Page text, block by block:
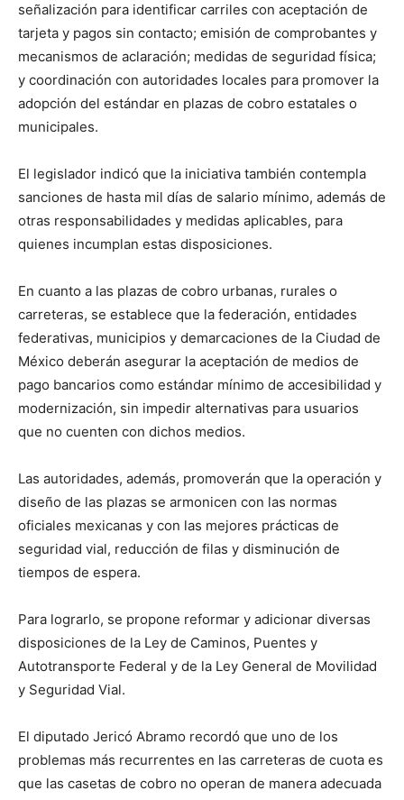
señalización para identificar carriles con aceptación de
tarjeta y pagos sin contacto; emisión de comprobantes y
mecanismos de aclaración; medidas de seguridad física;
y coordinación con autoridades locales para promover la
adopción del estándar en plazas de cobro estatales o
municipales.
El legislador indicó que la iniciativa también contempla
sanciones de hasta mil días de salario mínimo, además de
otras responsabilidades y medidas aplicables, para
quienes incumplan estas disposiciones.
En cuanto a las plazas de cobro urbanas, rurales o
carreteras, se establece que la federación, entidades
federativas, municipios y demarcaciones de la Ciudad de
México deberán asegurar la aceptación de medios de
pago bancarios como estándar mínimo de accesibilidad y
modernización, sin impedir alternativas para usuarios
que no cuenten con dichos medios.
Las autoridades, además, promoverán que la operación y
diseño de las plazas se armonicen con las normas
oficiales mexicanas y con las mejores prácticas de
seguridad vial, reducción de filas y disminución de
tiempos de espera.
Para lograrlo, se propone reformar y adicionar diversas
disposiciones de la Ley de Caminos, Puentes y
Autotransporte Federal y de la Ley General de Movilidad
y Seguridad Vial.
El diputado Jericó Abramo recordó que uno de los
problemas más recurrentes en las carreteras de cuota es
que las casetas de cobro no operan de manera adecuada